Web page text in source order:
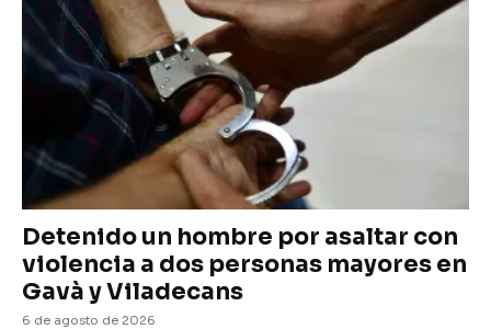
Detenido un hombre por asaltar con
violencia a dos personas mayores en
Gavà y Viladecans
6 de agosto de 2026